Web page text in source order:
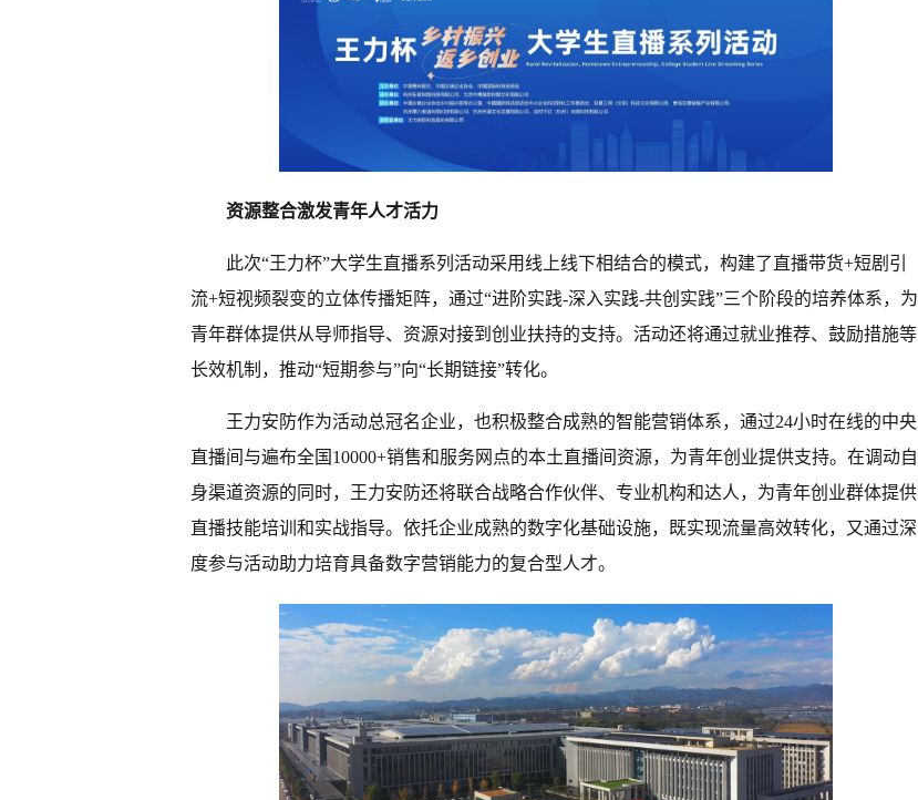
‌资源整合激发青年人才活力
此次“王力杯”大学生直播系列活动采用线上线下相结合的模式，构建了直播带货+短剧引
流+短视频裂变的立体传播矩阵，通过“进阶实践-深入实践-共创实践”三个阶段的培养体系，为
青年群体提供从导师指导、资源对接到创业扶持的支持。活动还将通过就业推荐、鼓励措施等
长效机制，推动“短期参与”向“长期链接”转化。
王力安防作为活动总冠名企业，也积极整合成熟的智能营销体系，通过24小时在线的中央
直播间与遍布全国10000+销售和服务网点的本土直播间资源，为青年创业提供支持。在调动自
身渠道资源的同时，王力安防还将联合战略合作伙伴、专业机构和达人，为青年创业群体提供
直播技能培训和实战指导。依托企业成熟的数字化基础设施，既实现流量高效转化，又通过深
度参与活动助力培育具备数字营销能力的复合型人才。